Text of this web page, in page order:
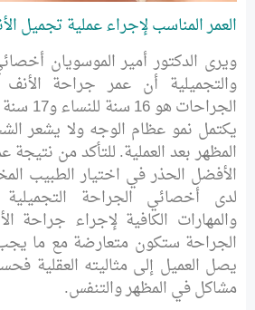
العمر المناسب لإجراء عملية تجميل
ويرى الدكتور أمير الموسويان أخصائي
والتجميلية أن عمر جراحة الأنف
الجراحات هو 16
يكتمل نمو عظام الوجه ولا يشعر
المظهر بعد العملية. للتأكد من نتيجة
الأفضل الحذر في اختيار الطبيب
لدى أخصائي الجراحة التجميلية
والمهارات الكافية لإجراء جراحة
الجراحة ستكون متعارضة مع ما يجب
يصل العميل إلى مثاليته العقلية
مشاكل في المظهر والتنفس.